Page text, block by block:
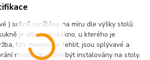
) sukně vyrábíme na míru dle výšky stolů.
je atlasové vlákno, u kterého je
tzn. nemusí se žehlit, jsou splývavé a
můžou okamžitě být instalovány na stoly.